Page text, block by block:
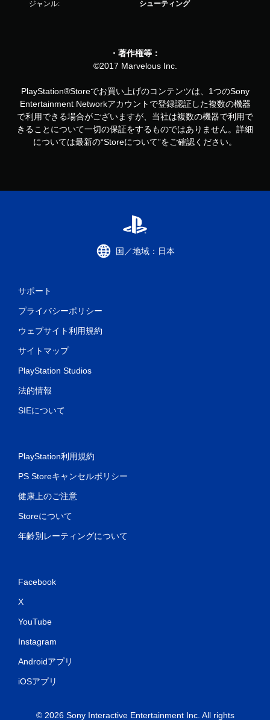
ジャンル: シューティング
・著作権等：
©2017 Marvelous Inc.
PlayStation®Storeでお買い上げのコンテンツは、1つのSony
Entertainment Networkアカウントで登録認証した複数の機器
で利用できる場合がございますが、当社は複数の機器で利用で
きることについて一切の保証をするものではありません。詳細
については最新の“Storeについて”をご確認ください。
国／地域：日本
サポート
プライバシーポリシー
ウェブサイト利用規約
サイトマップ
PlayStation Studios
法的情報
SIEについて
PlayStation利用規約
PS Storeキャンセルポリシー
健康上のご注意
Storeについて
年齢別レーティングについて
Facebook
X
YouTube
Instagram
Androidアプリ
iOSアプリ
© 2026 Sony Interactive Entertainment Inc. All rights